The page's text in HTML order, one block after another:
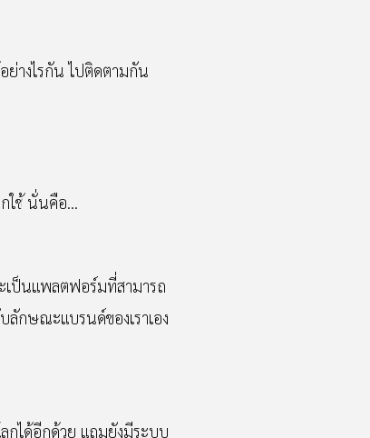
ย่างไรกัน ไปติดตามกัน
กใช้ นั่นคือ…
เป็นแพลตฟอร์มที่สามารถ
ลักษณะแบรนด์ของเราเอง
กได้อีกด้วย แถมยังมีระบบ